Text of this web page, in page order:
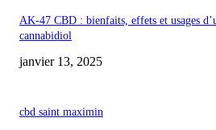
AK-47 CBD : bienfaits, effets et usages
cannabidiol
janvier 13, 2025
cbd saint maximin